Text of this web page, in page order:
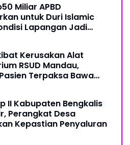
Miliar APBD
untuk Duri Islamic
Lapangan Jadi
Kerusakan Alat
RSUD Mandau,
Terpaksa Bawa
II Kabupaten Bengkalis
Perangkat Desa
Kepastian Penyaluran